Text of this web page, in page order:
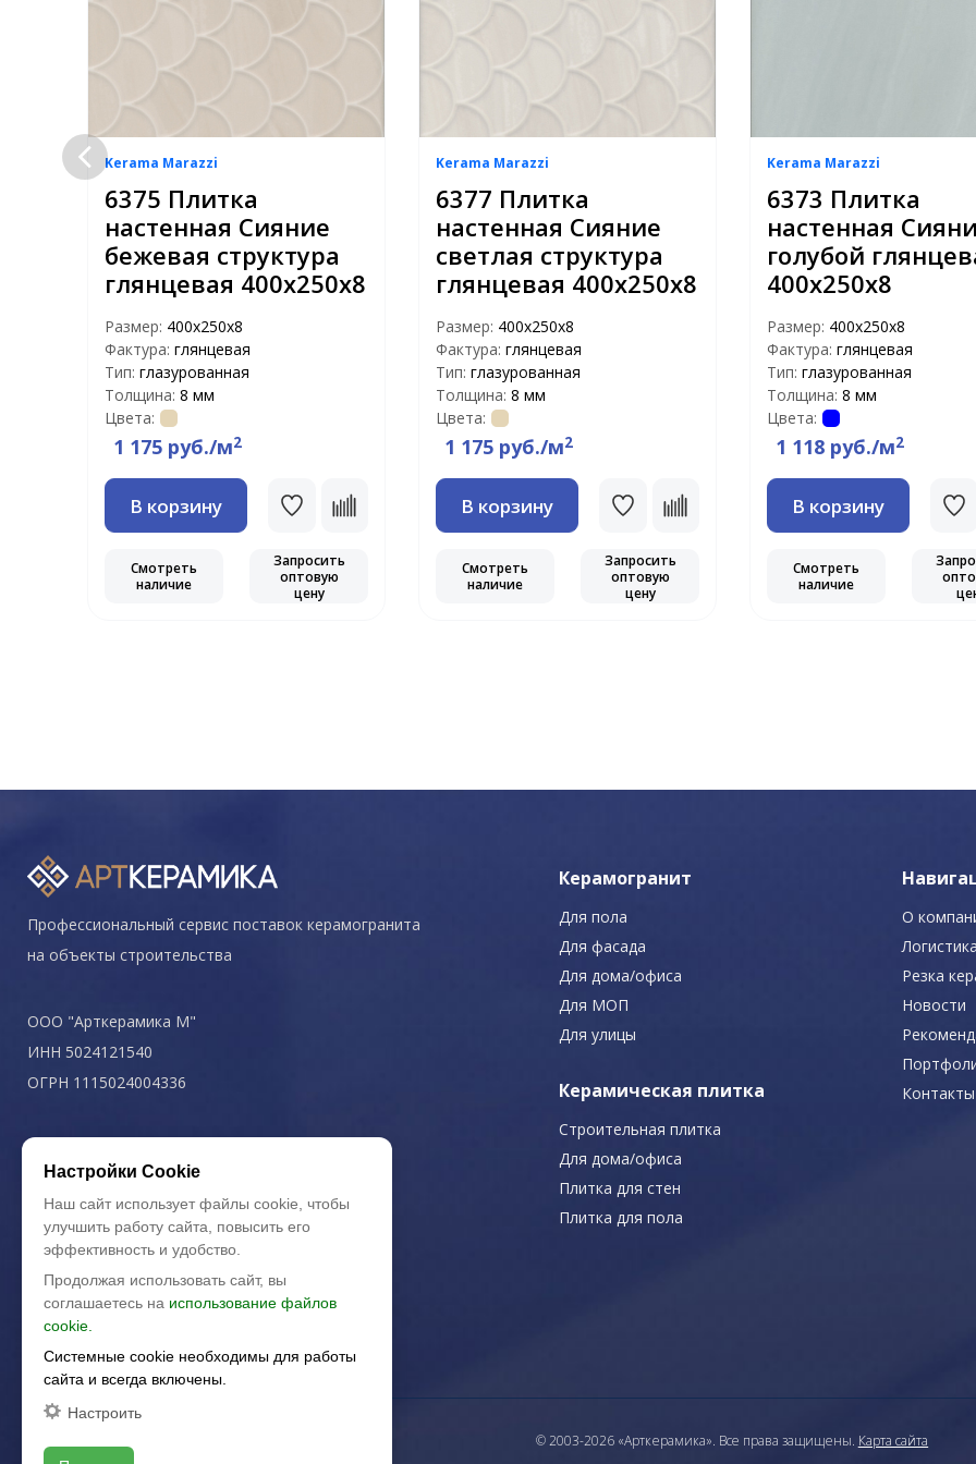
Kerama Marazzi
6375 Плитка
настенная Сияние
бежевая структура
глянцевая 400х250х8
Размер: 400х250х8
Фактура: глянцевая
Тип: глазурованная
Толщина: 8 мм
Цвета:
1 175 руб./м2
В корзину
Смотреть
наличие
Запросить
оптовую
цену
Kerama Marazzi
6377 Плитка
настенная Сияние
светлая структура
глянцевая 400х250х8
Размер: 400х250х8
Фактура: глянцевая
Тип: глазурованная
Толщина: 8 мм
Цвета:
1 175 руб./м2
В корзину
Смотреть
наличие
Запросить
оптовую
цену
Kerama Marazzi
6373 Плитка
настенная
голубой
400х250х8
Размер: 400х250х8
Фактура: глянцевая
Тип: глазурованная
Толщина: 8 мм
Цвета:
1 118 руб./м2
В корзину
Смотреть
наличие
Профессиональный сервис поставок керамогранита
на объекты строительства
ООО "Арткерамика М"
ИНН 5024121540
ОГРН 1115024004336
Политика конфиденциальности
Керамогранит
Для пола
Для фасада
Для дома/офиса
Для МОП
Для улицы
Керамическая плитка
Строительная плитка
Для дома/офиса
Плитка для стен
Плитка для пола
О
Логистика
Резка
Новости
Контакты
© 2003-2026 «Арткерамика». Все права защищены. Карта сайта
Настройки Cookie
Наш сайт использует файлы cookie, чтобы
улучшить работу сайта, повысить его
эффективность и удобство.
Продолжая использовать сайт, вы
соглашаетесь на использование файлов
cookie.
Системные cookie необходимы для работы
сайта и всегда включены.
Настроить